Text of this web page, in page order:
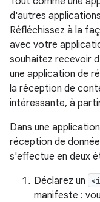
d'autres
Réfléchissez à la
avec votre
souhaitez recevoir
une application de
la réception de
intéressante, à
Dans une
réception de
s'effectue en deux
Déclarez un
manifeste :